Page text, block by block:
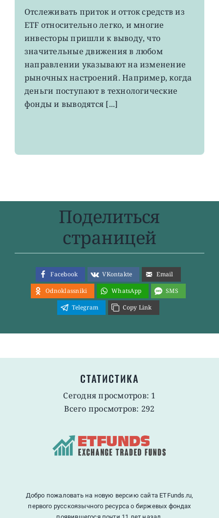
О
говорят
потоки
средств
на
рынке
ETF
Отслеживать приток и отток средств из
ETF относительно легко, и многие
инвесторы пришли к выводу, что
значительные движения в любом
направлении указывают на изменение
рыночных настроений. Например, когда
деньги поступают в технологические
фонды и выводятся [...]
Поделиться
страницей
Facebook VKontakte
Email
Odnoklassniki
WhatsApp
SMS
Telegram
Copy Link
СТАТИСТИКА
Сегодня просмотров: 1
Всего просмотров: 292
Добро пожаловать на новую версию сайта ETFunds.ru,
первого русскоязычного ресурса о биржевых фондах